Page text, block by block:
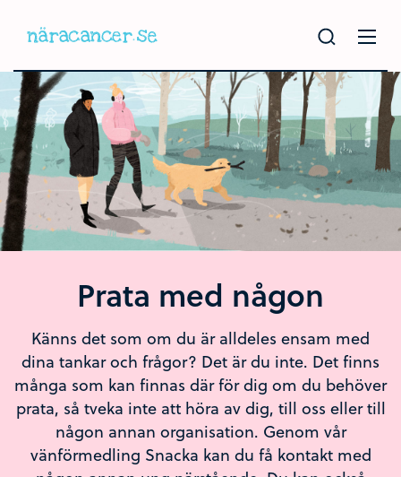
Prata med någon
Känns det som om du är alldeles ensam med
dina tankar och frågor? Det är du inte. Det finns
många som kan finnas där för dig om du behöver
prata, så tveka inte att höra av dig, till oss eller till
någon annan organisation. Genom vår
vänförmedling Snacka kan du få kontakt med